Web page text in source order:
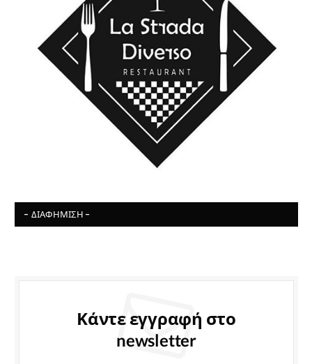
- ΔΙΑΦΉΜΙΣΗ -
Κάντε εγγραφή στο
newsletter